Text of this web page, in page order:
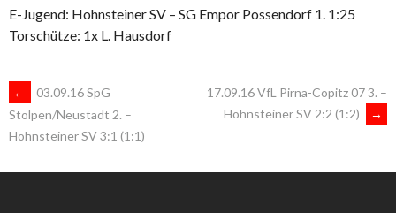
E-Jugend: Hohnsteiner SV – SG Empor Possendorf 1. 1:25
Torschütze: 1x L. Hausdorf
ARTIKEL-
NAVIGATION
←
03.09.16 SpG
Stolpen/Neustadt 2. –
Hohnsteiner SV 3:1 (1:1)
17.09.16 VfL Pirna-Copitz 07 3. –
Hohnsteiner SV 2:2 (1:2)
→